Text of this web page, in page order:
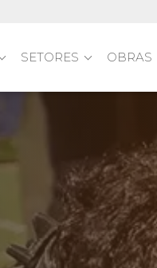
SETORES OBRAS